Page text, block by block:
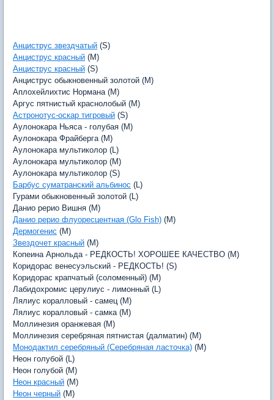
Анциструс звездчатый (S)
Анциструс красный (M)
Анциструс красный (S)
Анциструс обыкновенный золотой (M)
Аплохейлихтис Нормана (M)
Аргус пятнистый краснолобый (M)
Астронотус-оскар тигровый (S)
Аулонокара Ньяса - голубая (M)
Аулонокара Фрайберга (M)
Аулонокара мультиколор (L)
Аулонокара мультиколор (M)
Аулонокара мультиколор (S)
Барбус суматранский альбинос (L)
Гурами обыкновенный золотой (L)
Данио рерио Вишня (M)
Данио рерио флуоресцентная (Glo Fish) (M)
Дермогенис (M)
Звездочет красный (M)
Копеина Арнольда - РЕДКОСТЬ! ХОРОШЕЕ КАЧЕСТВО (M)
Коридорас венесуэльский - РЕДКОСТЬ! (S)
Коридорас крапчатый (соломенный) (M)
Лабидохромис церулиус - лимонный (L)
Лялиус коралловый - самец (M)
Лялиус коралловый - самка (M)
Моллинезия оранжевая (M)
Моллинезия серебряная пятнистая (далматин) (M)
Монодактил серебряный (Серебряная ласточка) (M)
Неон голубой (L)
Неон голубой (M)
Неон красный (M)
Неон черный (M)